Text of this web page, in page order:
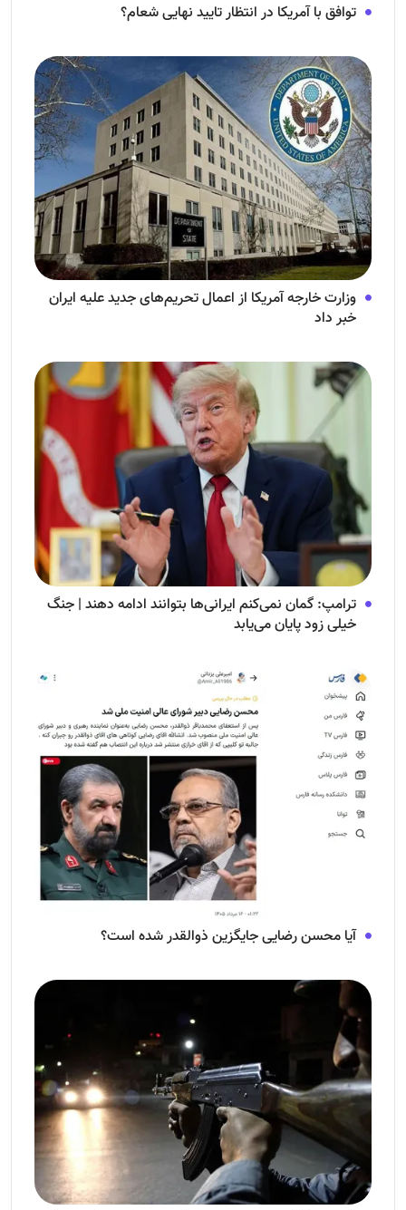
توافق با آمریکا در انتظار تایید نهایی شعام؟
وزارت خارجه آمریکا از اعمال تحریم‌های جدید علیه ایران
خبر داد
ترامپ: گمان نمی‌کنم ایرانی‌ها بتوانند ادامه دهند | جنگ
خیلی زود پایان می‌یابد
آیا محسن رضایی جایگزین ذوالقدر شده است؟